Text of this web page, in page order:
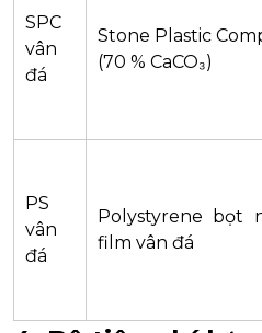
SPC
vân
đá
Stone Plastic
(70 % CaCO₃)
PS
vân
đá
Polystyrene bọt
film vân đá